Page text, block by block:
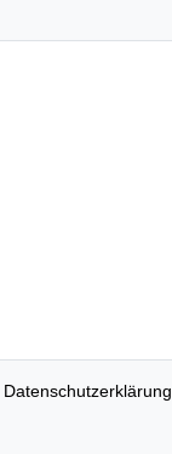
Daten­schutz­erklärung